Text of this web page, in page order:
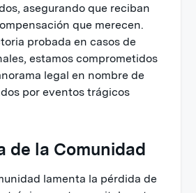
asegurando que reciban
que merecen.
probada en casos de
estamos comprometidos
legal en nombre de
por eventos trágicos
de la Comunidad
lamenta la pérdida de